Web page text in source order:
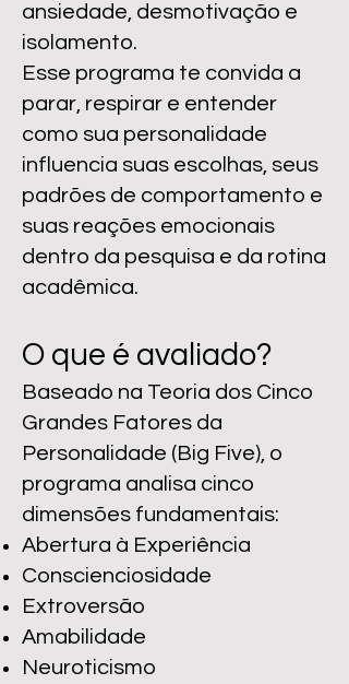
ansiedade, desmotivação e
isolamento.
Esse programa te convida a
parar, respirar e entender
como sua personalidade
influencia suas escolhas, seus
padrões de comportamento e
suas reações emocionais
dentro da pesquisa e da rotina
acadêmica.
O que é avaliado?
Baseado na Teoria dos Cinco
Grandes Fatores da
Personalidade (Big Five), o
programa analisa cinco
dimensões fundamentais:
Abertura à Experiência
Conscienciosidade
Extroversão
Amabilidade
Neuroticismo